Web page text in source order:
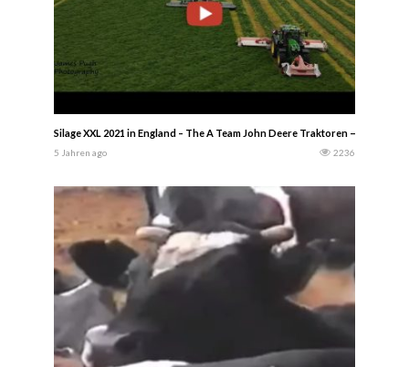
Silage XXL 2021 in England – The A Team John Deere Traktoren — James
5 Jahren ago 2236